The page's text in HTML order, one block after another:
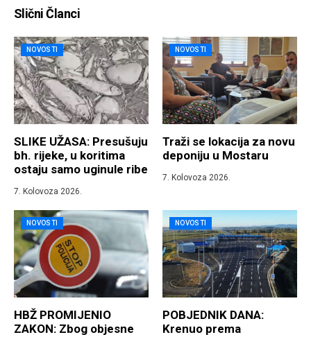
Slični Članci
NOVOSTI
SLIKE UŽASA: Presušuju
bh. rijeke, u koritima
ostaju samo uginule ribe
7. Kolovoza 2026.
NOVOSTI
Traži se lokacija za novu
deponiju u Mostaru
7. Kolovoza 2026.
NOVOSTI
HBŽ PROMIJENIO
ZAKON: Zbog objesne
NOVOSTI
POBJEDNIK DANA:
Krenuo prema